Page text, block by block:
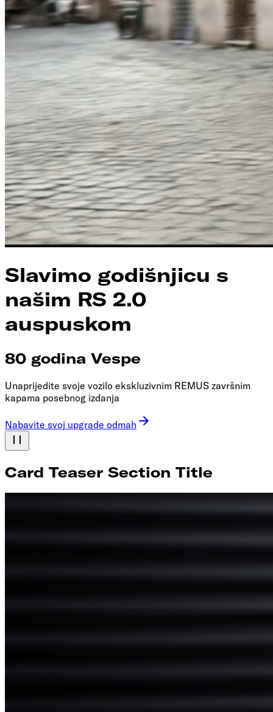
Slavimo godišnjicu s
našim RS 2.0
auspuskom
80 godina Vespe
Unaprijedite svoje vozilo ekskluzivnim REMUS završnim
kapama posebnog izdanja
Nabavite svoj upgrade odmah
Card Teaser Section Title